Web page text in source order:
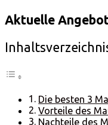
Aktuelle
Die besten 3
Vorteile des
Nachteile des